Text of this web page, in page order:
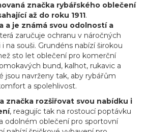
značka rybářského oblečení
až do roku 1911.
a je známá svou odolností a
zaručuje ochranu v náročných
na souši. Grundéns nabízí širokou
sto let oblečení pro komerční
bund, kalhot, rukavic a
jsou navrženy tak, aby rybářům
a spolehlivost.
značka rozšiřovat svou nabídku i
, reagujíc tak na rostoucí poptávku
odolném oblečení pro sportovní